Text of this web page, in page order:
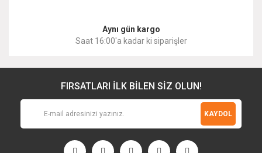
Aynı gün kargo
Saat 16:00'a kadar ki siparişler
FIRSATLARI İLK BİLEN SİZ OLUN!
KAYDOL